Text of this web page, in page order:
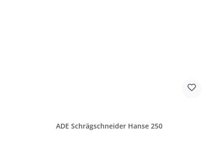
ADE Schrägschneider Hanse 250